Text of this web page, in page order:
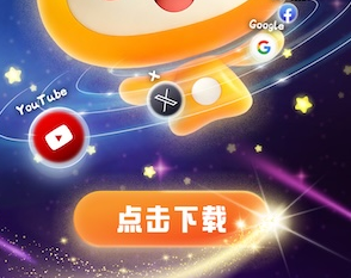
旋风加速度器 vp加速器
猎豹加速器
免费vqn加速官网
黑洞加速官网